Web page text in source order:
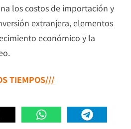
los costos de importación y
extranjera, elementos
económico y la
TIEMPOS///